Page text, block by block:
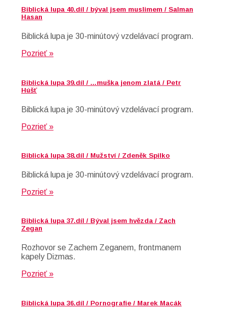
Biblická lupa 40.díl / býval jsem muslimem / Salman
Hasan
Biblická lupa je 30-minútový vzdelávací program.
Pozrieť »
Biblická lupa 39.díl / …muška jenom zlatá / Petr
Húšť
Biblická lupa je 30-minútový vzdelávací program.
Pozrieť »
Biblická lupa 38.díl / Mužství / Zdeněk Spilko
Biblická lupa je 30-minútový vzdelávací program.
Pozrieť »
Biblická lupa 37.díl / Býval jsem hvězda / Zach
Zegan
Rozhovor se Zachem Zeganem, frontmanem
kapely Dizmas.
Pozrieť »
Biblická lupa 36.díl / Pornografie / Marek Macák